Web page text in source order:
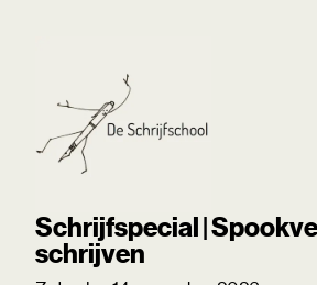
Schrijfspecial |
schrijven